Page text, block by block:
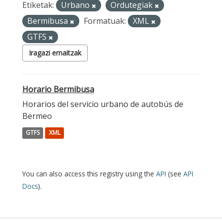
Etiketak: Urbano
Ordutegiak
Bermibusa
Formatuak:
XML
GTFS
Iragazi emaitzak
Horario Bermibusa
Horarios del servicio urbano de autobús de
Bermeo
GTFS XML
You can also access this registry using the API (see API
Docs).